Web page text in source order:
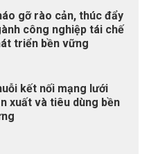
gỡ rào cản, thúc đẩy
công nghiệp tái chế
triển bền vững
kết nối mạng lưới
xuất và tiêu dùng bền